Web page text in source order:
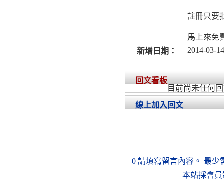
註冊只要
馬上來免
新增日期：
2014-03-
回文看板
目前尚未任何
線上加入回文
0 請填寫留言內容。 最少
本站採會員